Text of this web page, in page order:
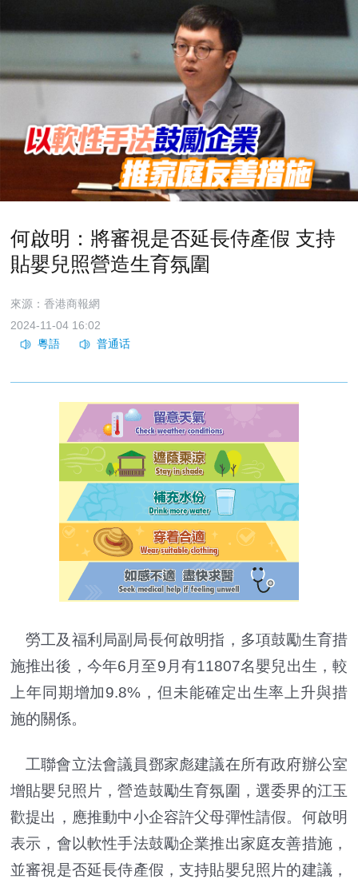
何啟明：將審視是否延長侍產假 支持
貼嬰兒照營造生育氛圍
來源：香港商報網
2024-11-04 16:02
勞工及福利局副局長何啟明指，多項鼓勵生育措
施推出後，今年6月至9月有11807名嬰兒出生，較
上年同期增加9.8%，但未能確定出生率上升與措
施的關係。
工聯會立法會議員鄧家彪建議在所有政府辦公室
增貼嬰兒照片，營造鼓勵生育氛圍，選委界的江玉
歡提出，應推動中小企容許父母彈性請假。何啟明
表示，會以軟性手法鼓勵企業推出家庭友善措施，
並審視是否延長侍產假，支持貼嬰兒照片的建議，